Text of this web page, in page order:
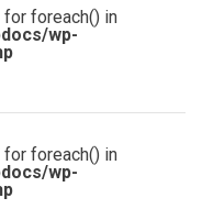
foreach() in
wp-
foreach() in
wp-